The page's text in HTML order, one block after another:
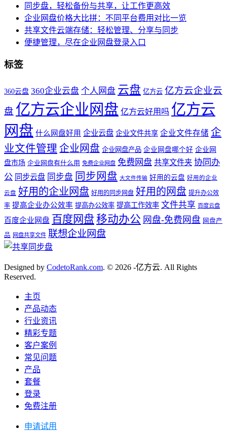
同步盘，轻松备份与共享，让工作更高效
企业网盘价格大比拼：不同平台费用对比一览
共享文件云端存储：轻松管理、分享与同步
便捷管理，尽在企业网盘登录入口
标签
360云盘 360企业云盘 个人网盘 云盘 亿方云 亿方云企业云
盘 亿方云企业网盘 亿方云好用吗 亿方云
网盘 什么网盘好用 企业云盘 企业文件共享 企业文件存储 企
业文件管理 企业网盘 企业网盘产品 企业网盘哪个好 企业网
盘市场 企业网盘有什么用 免费企业网盘 免费网盘 共享文件夹 协同办
公 同步云盘 同步盘 同步网盘 大文件传输 好用的云盘 好用的企业
云盘 好用的企业网盘 好用的同步网盘 好用的网盘 提升办公效
率 提高企业办公效率 提高办公效率 提高工作效率 文件共享 百度云盘
百度企业网盘 百度网盘 移动办公 网盘-免费网盘 网盘产
品 网盘共享文件 联想企业网盘
Designed by CodetoRank.com. © 2026 -亿方云. All Rights
Reserved.
主页
产品动态
行业资讯
精彩专题
客户案例
常见问题
产品
套餐
登录
免费注册
申请试用